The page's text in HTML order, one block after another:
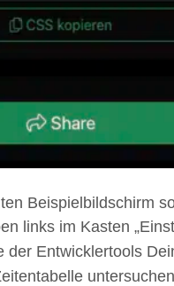
Beispielbildschirm
links im Kasten
Entwicklertools